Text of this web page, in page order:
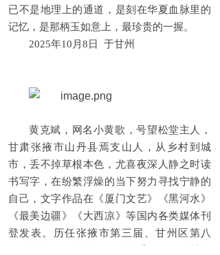
已不是地理上的通道，是刻在华夏血脉里的
记忆，是那柄玉如意上，最珍贵的一握。
2025年10月8日 于甘州
黄克斌，网名小黄歌，号望松堂主人，
甘肃张掖市山丹县焉支山人，从乡村到城
市，丢不掉草根本色，尤喜夜深人静之时读
书写字，在纷繁浮燥的当下努力寻找宁静的
自己，文字作品在《厦门文艺》《黑河水》
《最美边疆》《大西凉》等国内各类媒体刊
登发表。历任张掖市第三届、甘州区第八